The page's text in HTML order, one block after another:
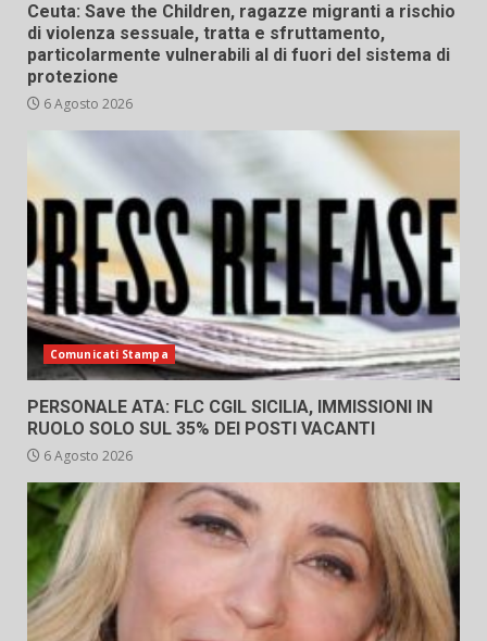
Ceuta: Save the Children, ragazze migranti a rischio
di violenza sessuale, tratta e sfruttamento,
particolarmente vulnerabili al di fuori del sistema di
protezione
6 Agosto 2026
Comunicati Stampa
PERSONALE ATA: FLC CGIL SICILIA, IMMISSIONI IN
RUOLO SOLO SUL 35% DEI POSTI VACANTI
6 Agosto 2026